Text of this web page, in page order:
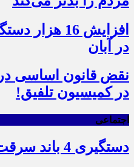
افزایش 16
در آبان
نقض قانون اساسی
در کمیسیون تلفیق!
اجتماعی
دستگیری 4 باند سرقت در خراسان جنوبی